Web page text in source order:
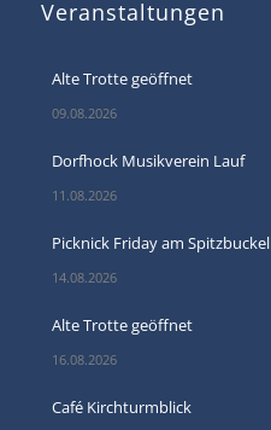
Veranstaltungen
Alte Trotte geöffnet
09.08.2026
Dorfhock Musikverein Lauf
11.08.2026
Picknick Friday am Spitzbuckel
14.08.2026
Alte Trotte geöffnet
16.08.2026
Café Kirchturmblick